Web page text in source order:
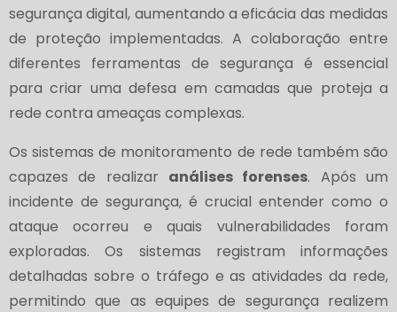
segurança digital, aumentando a eficácia das medidas
de proteção implementadas. A colaboração entre
diferentes ferramentas de segurança é essencial
para criar uma defesa em camadas que proteja a
rede contra ameaças complexas.
Os sistemas de monitoramento de rede também são
capazes de realizar análises forenses. Após um
incidente de segurança, é crucial entender como o
ataque ocorreu e quais vulnerabilidades foram
exploradas. Os sistemas registram informações
detalhadas sobre o tráfego e as atividades da rede,
permitindo que as equipes de segurança realizem